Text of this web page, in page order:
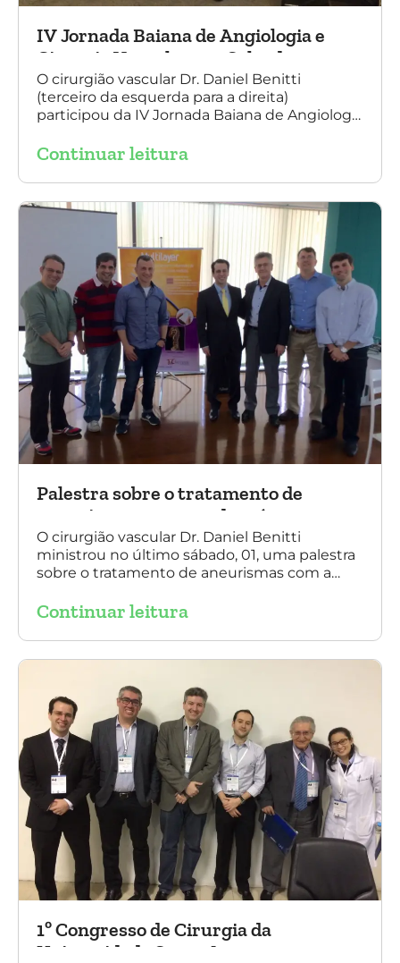
IV Jornada Baiana de Angiologia e
Cirurgia Vascular, em Salvador
O cirurgião vascular Dr. Daniel Benitti
(terceiro da esquerda para a direita)
participou da IV Jornada Baiana de Angiologia
29 de outubro. Na foto também está
SBACV (Sociedade Brasileira de Angiologia e
de Cirurgia Vascular) Bahia.
Continuar leitura
Palestra sobre o tratamento de
aneurismas com a endoprótese
multilayer, em Porto Alegre
O cirurgião vascular Dr. Daniel Benitti
ministrou no último sábado, 01, uma palestra
sobre o tratamento de aneurismas com a
foto, Dr. Daniel Benitti (ao centro) com os
Angiologia e Cirurgia Vascular do Rio Grande
do Sul.
Continuar leitura
1º Congresso de Cirurgia da
Universidade Santo Amaro